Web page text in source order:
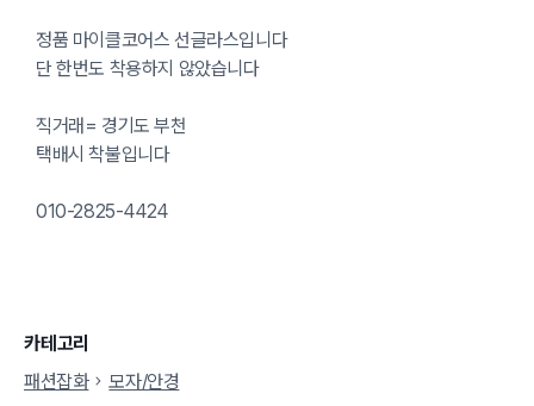
정품 마이클코어스 선글라스입니다
단 한번도 착용하지 않았습니다
직거래= 경기도 부천
택배시 착불입니다
010-2825-4424
카테고리
패션잡화
모자/안경